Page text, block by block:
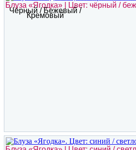
Блуза «Ягодка» | Цвет: чёрный /
Чёрный / Бежевый /
Кремовый